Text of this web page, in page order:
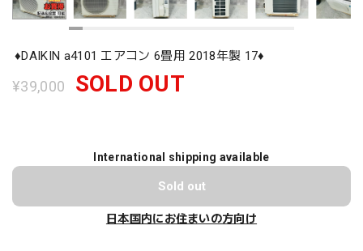
♦️DAIKIN a4101 エアコン 6畳用 2018年製 17♦️
¥39,000 SOLD OUT
International shipping available
Sold out
日本国内にお住まいの方向け